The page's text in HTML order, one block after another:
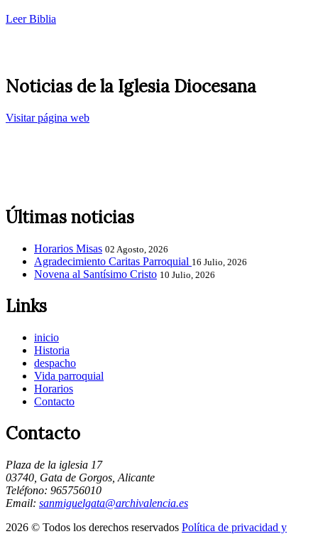
Leer Biblia
Noticias de la Iglesia Diocesana
Visitar página web
Últimas noticias
Horarios Misas 02 Agosto, 2026
Agradecimiento Caritas Parroquial 16 Julio, 2026
Novena al Santísimo Cristo 10 Julio, 2026
Links
inicio
Historia
despacho
Vida parroquial
Horarios
Contacto
Contacto
Plaza de la iglesia 17
03740, Gata de Gorgos, Alicante
Teléfono: 965756010
Email: sanmiguelgata@archivalencia.es
2026 © Todos los derechos reservados Política de privacidad y